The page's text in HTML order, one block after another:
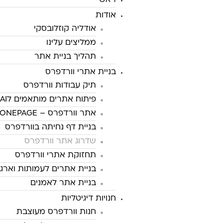
אודות
אודליה קוזלובסקי
ממליצים עלינו
תהליך בניית אתר
בניית אתרי וורדפרס
תיק עבודות וורדפרס
פיתוח אתרים מותאמים לAI
אתר וורדפרס – ONEPAGE
בניית דף נחיתה בוורדפרס
שדרוג אתר וורדפרס
תחזוקת אתרי וורדפרס
בניית אתרים לעמותות
בניית אתר לאמנים
חנויות דיגיטליות
חנות וורדפרס מעוצבת